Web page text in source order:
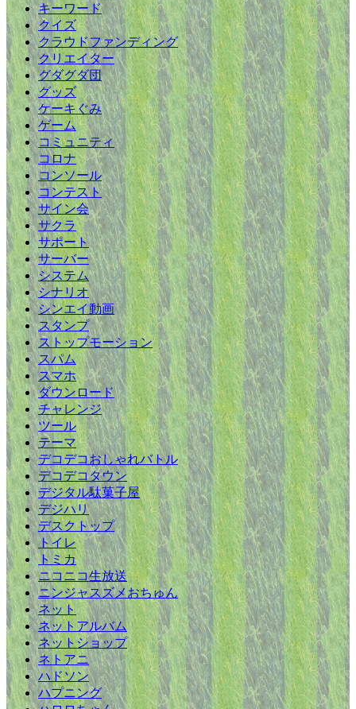
キーワード
クイズ
クラウドファンディング
クリエイター
グダグダ団
グッズ
ケーキぐみ
ゲーム
コミュニティ
コロナ
コンソール
コンテスト
サイン会
サクラ
サポート
サーバー
システム
シナリオ
シンエイ動画
スタンプ
ストップモーション
スパム
スマホ
ダウンロード
チャレンジ
ツール
テーマ
デコデコおしゃれバトル
デコデコタウン
デジタル駄菓子屋
デジハリ
デスクトップ
トイレ
トミカ
ニコニコ生放送
ニンジャスズメおちゅん
ネット
ネットアルバム
ネットショップ
ネトアニ
ハドソン
ハプニング